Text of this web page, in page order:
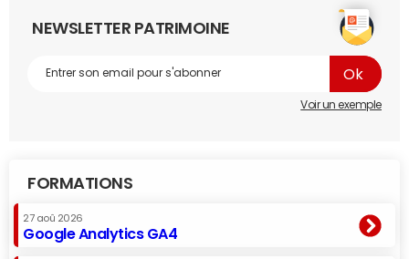
NEWSLETTER PATRIMOINE
Voir un exemple
FORMATIONS
27 aoû 2026
Google Analytics GA4